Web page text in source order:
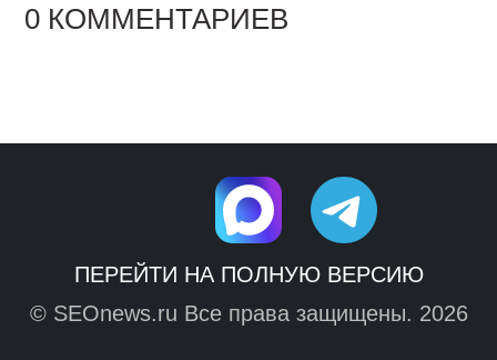
0 КОММЕНТАРИЕВ
ПЕРЕЙТИ НА ПОЛНУЮ ВЕРСИЮ
© SEOnews.ru Все права защищены. 2026